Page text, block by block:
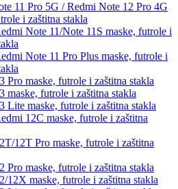
11 Pro 5G / Redmi Note 12 Pro 4G
i zaštitna stakla
Note 11/Note 11S maske, futrole i
Note 11 Pro Plus maske, futrole i
Pro maske, futrole i zaštitna stakla
maske, futrole i zaštitna stakla
Lite maske, futrole i zaštitna stakla
12C maske, futrole i zaštitna
12T Pro maske, futrole i zaštitna
Pro maske, futrole i zaštitna stakla
12X maske, futrole i zaštitna stakla